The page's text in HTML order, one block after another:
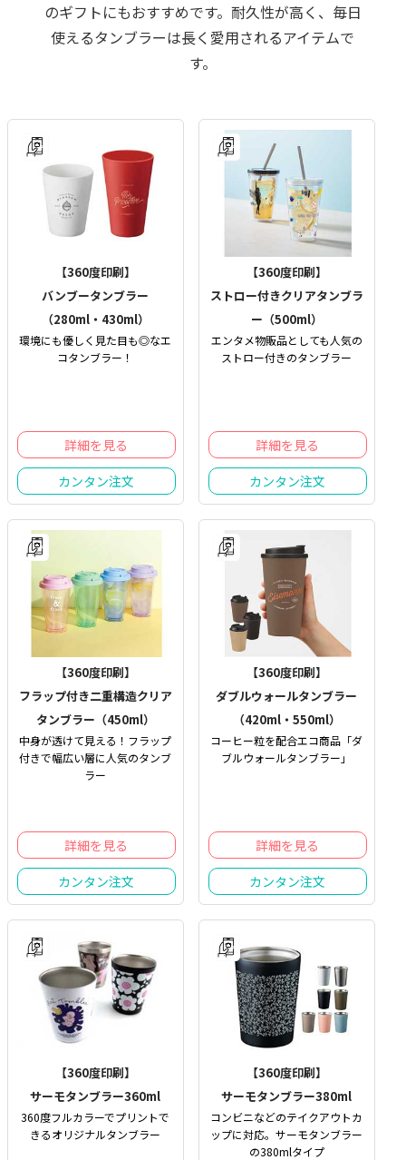
のギフトにもおすすめです。耐久性が高く、毎日
使えるタンブラーは長く愛用されるアイテムで
す。
【360度印刷】
バンブータンブラー
（280ml・430ml）
環境にも優しく見た目も◎なエ
コタンブラー！
詳細を見る
カンタン注文
【360度印刷】
ストロー付きクリアタンブラ
ー（500ml）
エンタメ物販品としても人気の
ストロー付きのタンブラー
詳細を見る
カンタン注文
【360度印刷】
フラップ付き二重構造クリア
タンブラー（450ml）
中身が透けて見える！フラップ
付きで幅広い層に人気のタンブ
ラー
詳細を見る
カンタン注文
【360度印刷】
ダブルウォールタンブラー
（420ml・550ml）
コーヒー粒を配合エコ商品「ダ
ブルウォールタンブラー」
詳細を見る
カンタン注文
【360度印刷】
サーモタンブラー360ml
360度フルカラーでプリントで
きるオリジナルタンブラー
【360度印刷】
サーモタンブラー380ml
コンビニなどのテイクアウトカ
ップに対応。サーモタンブラー
の380mlタイプ